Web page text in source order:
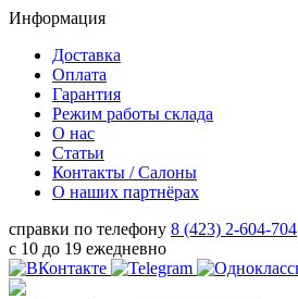
Информация
Доставка
Оплата
Гарантия
Режим работы склада
О нас
Статьи
Контакты / Салоны
О наших партнёрах
справки по телефону 8 (423) 2-604-704
с 10 до 19 ежедневно